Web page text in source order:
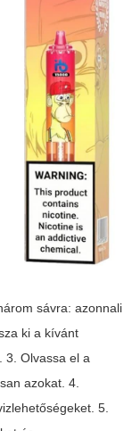
sávra: azonnali
ki a kívánt
3. Olvassa el a
azokat. 4.
5.